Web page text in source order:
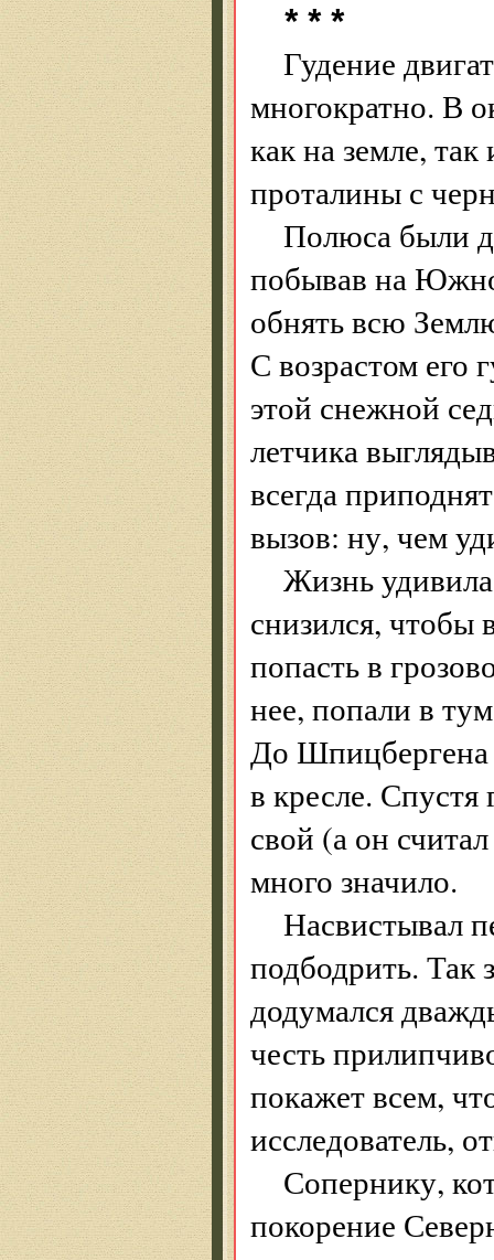
* * *
Гудение
многократно. В
как на земле,
проталины с
Полюса были
побывав на
обнять всю
С возрастом его
этой снежной
летчика
всегда
вызов: ну, чем
Жизнь
снизился, чтобы
попасть в
нее, попали в
До Шпицбергена
в кресле. Спустя
свой (а он
много значило.
Насвистывал
подбодрить. Так
додумался
честь
покажет всем,
исследователь,
Сопернику,
покорение